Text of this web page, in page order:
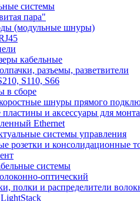
системы
пара"
(модульные шнуры)
кабельные
разъемы, разветвители
S110, S66
в сборе
шнуры прямого
и аксессуары для
Ethernet
системы управления
розетки и консолидационные
системы
оптический
полки и распределители